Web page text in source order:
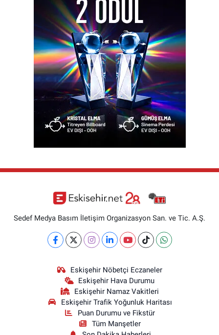
Sedef Medya Basım İletişim Organizasyon San. ve Tic. A.Ş.
Eskişehir Nöbetçi Eczaneler
Eskişehir Hava Durumu
Eskişehir Namaz Vakitleri
Eskişehir Trafik Yoğunluk Haritası
Puan Durumu ve Fikstür
Tüm Manşetler